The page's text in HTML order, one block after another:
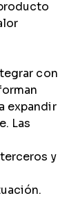
con
expandir
Las
y